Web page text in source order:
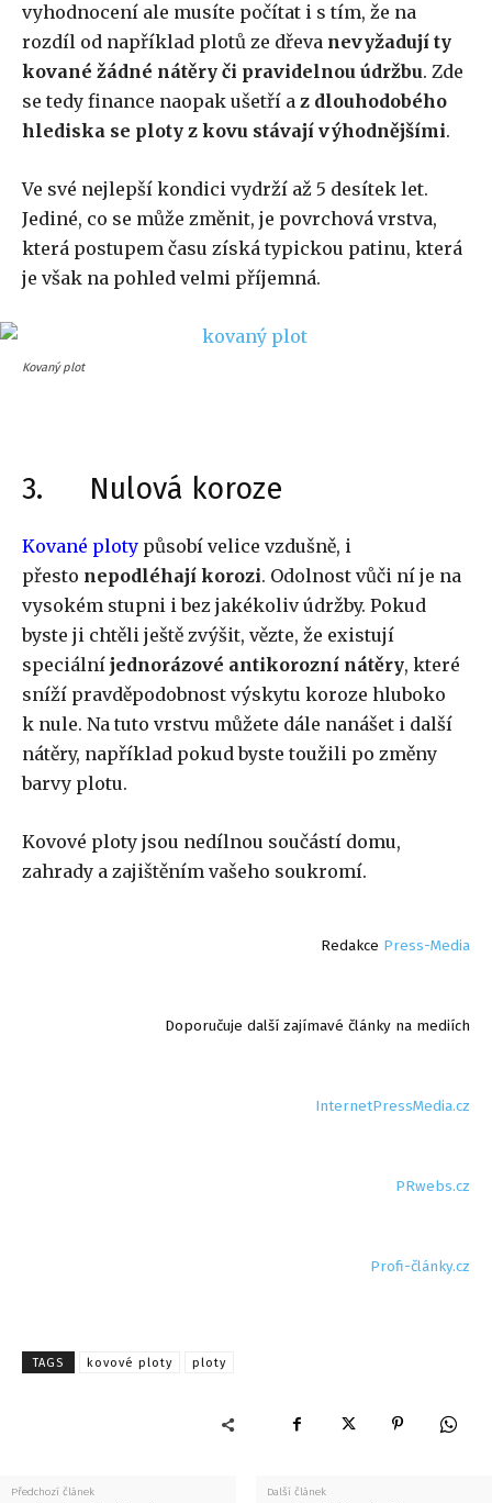
vyhodnocení ale musíte počítat i s tím, že na
rozdíl od například plotů ze dřeva nevyžadují ty
kované žádné nátěry či pravidelnou údržbu. Zde
se tedy finance naopak ušetří a z dlouhodobého
hlediska se ploty z kovu stávají výhodnějšími.
Ve své nejlepší kondici vydrží až 5 desítek let.
Jediné, co se může změnit, je povrchová vrstva,
která postupem času získá typickou patinu, která
je však na pohled velmi příjemná.
Kovaný plot
3. Nulová koroze
Kované ploty působí velice vzdušně, i
přesto nepodléhají korozi. Odolnost vůči ní je na
vysokém stupni i bez jakékoliv údržby. Pokud
byste ji chtěli ještě zvýšit, vězte, že existují
speciální jednorázové antikorozní nátěry, které
sníží pravděpodobnost výskytu koroze hluboko
k nule. Na tuto vrstvu můžete dále nanášet i další
nátěry, například pokud byste toužili po změny
barvy plotu.
Kovové ploty jsou nedílnou součástí domu,
zahrady a zajištěním vašeho soukromí.
Redakce Press-Media
Doporučuje další zajímavé články na mediích
InternetPressMedia.cz
PRwebs.cz
Profi-články.cz
TAGS kovové ploty ploty
Předchozí článek Další článek